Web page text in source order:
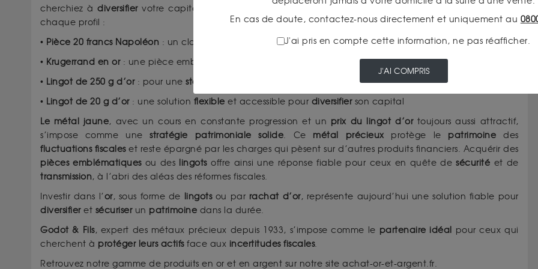
cherchiez àdiversifiervotre capital ou à votre patrimoine
chaque profil :
• Pièce 20 francs Napoléon : un classique pour constituer un patrimoine solide
• Krugerrand en or: une pièce emblématique prisée des investisseurs
• Lingot de 250 g d’or: pour une stabilité de valeur
• Lingot de 20 g d’or: une solution flexible et accessible pour diversifierson capital
Le métal jaune, avec un cours en constante progression et un prix du lingot d’ortoujours aussi attractif,
s’impose comme unestratégie patrimoniale solide. Ce métal précieux protège le patrimoine des
fluctuations fiscaleset reste épargné par les charges qui pèsent sur d’autres produits financiers. Acquérir des
pièces emblématiquesou des lingotsoffre ainsi une réponse fiable pour ceux en quête desécurité et de
transmission, à l’abri des aléas des réformes fiscales.
Investir dans l’or, sous forme de lingotsou par rachat d’or, représente aujourd’hui une solution fiable pour
diversifieret sécuriserun patrimoine dans la durée.
Godot & Fils, expert des métaux précieux depuis 1933, s’impose comme le partenaire idéal
pour ceux qui
cherchent à protéger leurs actifsface aux incertitudes fiscales.
Retrouvez notre gamme de produits en or et en argent sur notre site achat-or-et-argent.fr.
En cas de doute, contactez-nous directement et uniquement au
J'ai pris en compte cette information, ne pas réafficher.
J'AI COMPRIS